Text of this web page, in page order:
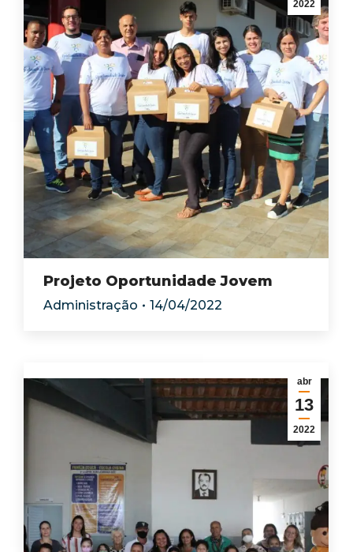
2022
Projeto Oportunidade Jovem
Administração 14/04/2022
abr
13
2022